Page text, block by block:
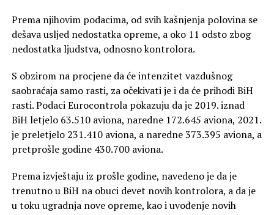
Prema njihovim podacima, od svih kašnjenja polovina se
dešava usljed nedostatka opreme, a oko 11 odsto zbog
nedostatka ljudstva, odnosno kontrolora.
S obzirom na procjene da će intenzitet vazdušnog
saobraćaja samo rasti, za očekivati je i da će prihodi BiH
rasti. Podaci Eurocontrola pokazuju da je 2019. iznad
BiH letjelo 63.510 aviona, naredne 172.645 aviona, 2021.
je preletjelo 231.410 aviona, a naredne 373.395 aviona, a
pretprošle godine 430.700 aviona.
Prema izvještaju iz prošle godine, navedeno je da je
trenutno u BiH na obuci devet novih kontrolora, a da je
u toku ugradnja nove opreme, kao i uvođenje novih